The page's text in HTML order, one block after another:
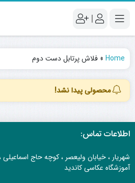
|
Home
» فلاش پرتابل دست دوم
محصولی پیدا نشد!
اطلاعات تماس:
شهریار ، خیابان ولیعصر ، کوچه حاج
آموزشگاه عکاسی کاندید